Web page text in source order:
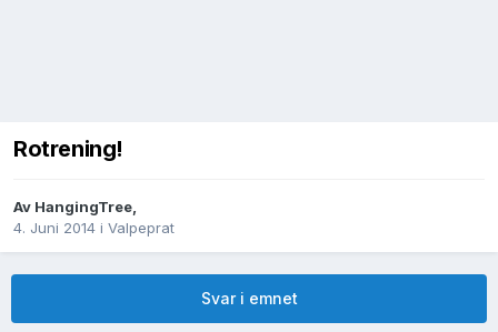
Rotrening!
Av HangingTree,
4. Juni 2014 i Valpeprat
Svar i emnet